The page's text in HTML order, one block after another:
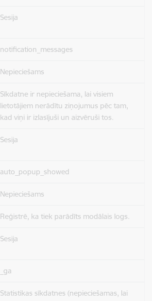
Sesija
notification_messages
Nepieciešams
Sīkdatne ir nepieciešama, lai visiem
lietotājiem nerādītu ziņojumus pēc tam,
kad viņi ir izlasījuši un aizvēruši tos.
Sesija
auto_popup_showed
Nepieciešams
Reģistrē, ka tiek parādīts modālais logs.
Sesija
_ga
Statistikas sīkdatnes (nepieciešamas, lai